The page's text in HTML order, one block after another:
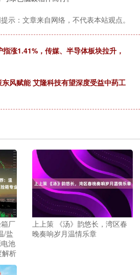
示：文章来自网络，不代表本站观点。
涨1.41%，传媒、半导体板块拉升，
风赋能 艾隆科技有望深度受益中药工
厂
/盐
池
解析
上上策 《汤》韵悠长，湾区春
晚奏响岁月温情乐章